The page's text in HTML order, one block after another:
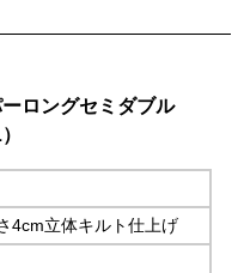
ロングセミダブル
4cm立体キルト仕上げ